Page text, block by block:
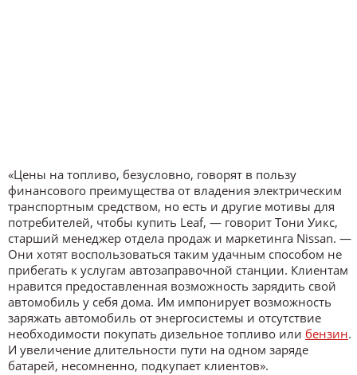
«Цены на топливо, безусловно, говорят в пользу
финансового преимущества от владения электрическим
транспортным средством, но есть и другие мотивы для
потребителей, чтобы купить Leaf, — говорит Тони Уикс,
старший менеджер отдела продаж и маркетинга Nissan. —
Они хотят воспользоваться таким удачным способом не
прибегать к услугам автозаправочной станции. Клиентам
нравится предоставленная возможность зарядить свой
автомобиль у себя дома. Им импонирует возможность
заряжать автомобиль от энергосистемы и отсутствие
необходимости покупать дизельное топливо или бензин.
И увеличение длительности пути на одном заряде
батарей, несомненно, подкупает клиентов».